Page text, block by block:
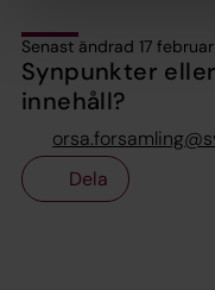
Senast ändrad 17
Synpunkter
innehåll?
Dela